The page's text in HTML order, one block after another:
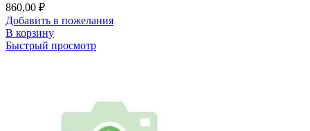
860,00 ₽
Добавить в пожелания
В корзину
Быстрый просмотр